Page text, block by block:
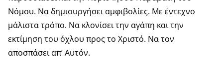
Νόμου. Να δημιουργήσει αμφιβολίες. Με έντεχνο
μάλιστα τρόπο. Να κλονίσει την αγάπη και την
εκτίμηση του όχλου προς το Χριστό. Να τον
αποσπάσει απ’ Αυτόν.